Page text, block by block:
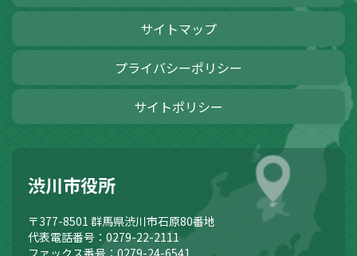
サイトマップ
プライバシーポリシー
サイトポリシー
渋川市役所
〒377-8501 群馬県渋川市石原80番地
代表電話番号：0279-22-2111
ファックス番号：0279-24-6541